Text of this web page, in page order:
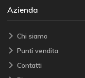
Azienda
Chi siamo
Punti vendita
Contatti